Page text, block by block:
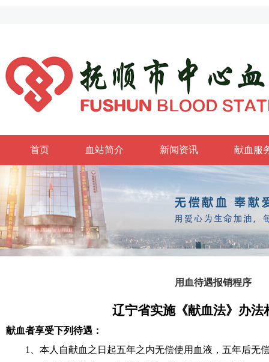
首页 血站简介 新闻资讯 献血服
政务
用血待遇报销程序
辽宁省实施《献血法》办法
献血者享受下列待遇：
1、本人自献血之日起五年之内无偿使用血液，五年后无